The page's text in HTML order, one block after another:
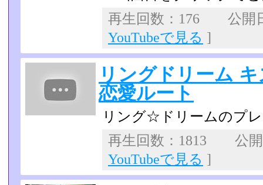
再生回数：176 公開
YouTubeで見る ]
リングドリーム
恋愛ルート
リング☆ドリームのプ
再生回数：1813 公
YouTubeで見る ]